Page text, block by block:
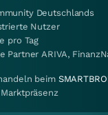
Deutschlands
Nutzer
pro Tag
Partner ARIVA,
beim